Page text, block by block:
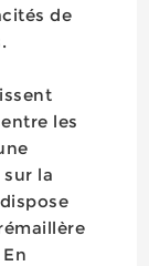
de
les
la